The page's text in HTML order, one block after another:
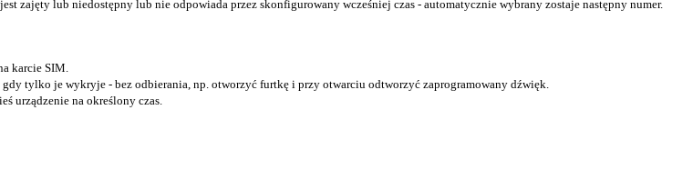
jest zajęty lub niedostępny lub nie odpowiada przez skonfigurowany wcześniej czas - automatycznie wybrany zostaje następny numer.
karcie SIM.
tylko je wykryje - bez odbierania, np. otworzyć furtkę i przy otwarciu odtworzyć zaprogramowany dźwięk.
urządzenie na określony czas.